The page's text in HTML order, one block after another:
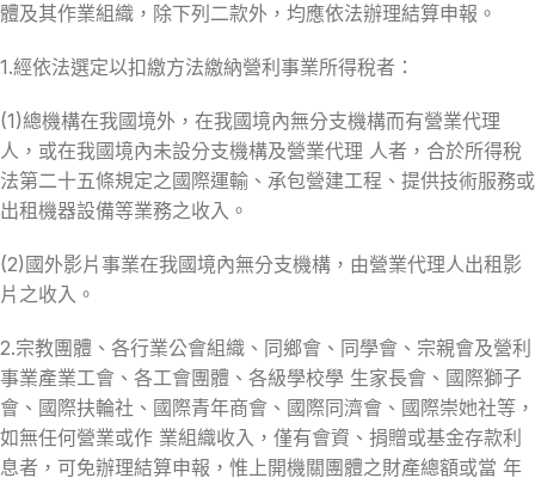
體及其作業組織，除下列二款外，均應依法辦理結算申報。
1.經依法選定以扣繳方法繳納營利事業所得稅者：
(1)總機構在我國境外，在我國境內無分支機構而有營業代理
人，或在我國境內未設分支機構及營業代理 人者，合於所得稅
法第二十五條規定之國際運輸、承包營建工程、提供技術服務或
出租機器設備等業務之收入。
(2)國外影片事業在我國境內無分支機構，由營業代理人出租影
片之收入。
2.宗教團體、各行業公會組織、同鄉會、同學會、宗親會及營利
事業產業工會、各工會團體、各級學校學 生家長會、國際獅子
會、國際扶輪社、國際青年商會、國際同濟會、國際崇她社等，
如無任何營業或作 業組織收入，僅有會資、捐贈或基金存款利
息者，可免辦理結算申報，惟上開機關團體之財產總額或當 年